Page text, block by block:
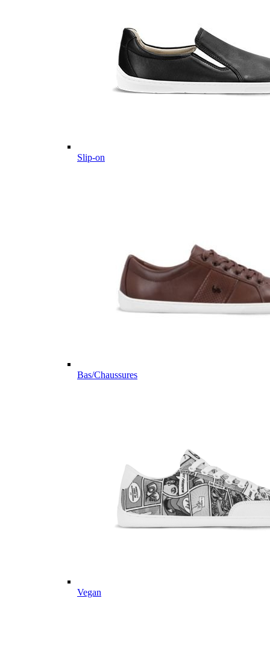
Slip-on
Bas/Chaussures
Vegan